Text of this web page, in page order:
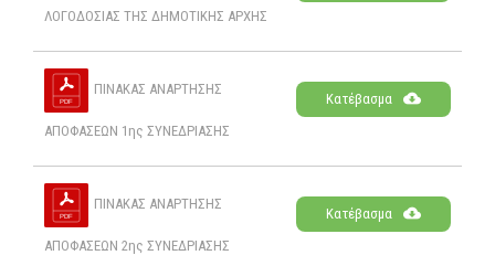
ΛΟΓΟΔΟΣΙΑΣ ΤΗΣ ΔΗΜΟΤΙΚΗΣ ΑΡΧΗΣ
ΠΙΝΑΚΑΣ ΑΝΑΡΤΗΣΗΣ
ΑΠΟΦΑΣΕΩΝ 1ης ΣΥΝΕΔΡΙΑΣΗΣ
Κατέβασμα
ΠΙΝΑΚΑΣ ΑΝΑΡΤΗΣΗΣ
ΑΠΟΦΑΣΕΩΝ 2ης ΣΥΝΕΔΡΙΑΣΗΣ
Κατέβασμα